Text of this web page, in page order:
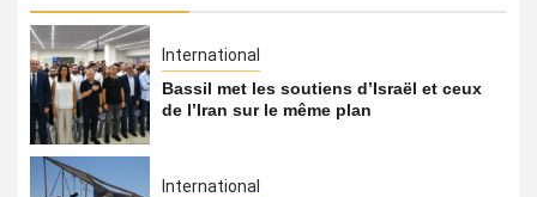
International
Bassil met les soutiens d’Israël et ceux
de l’Iran sur le même plan
International